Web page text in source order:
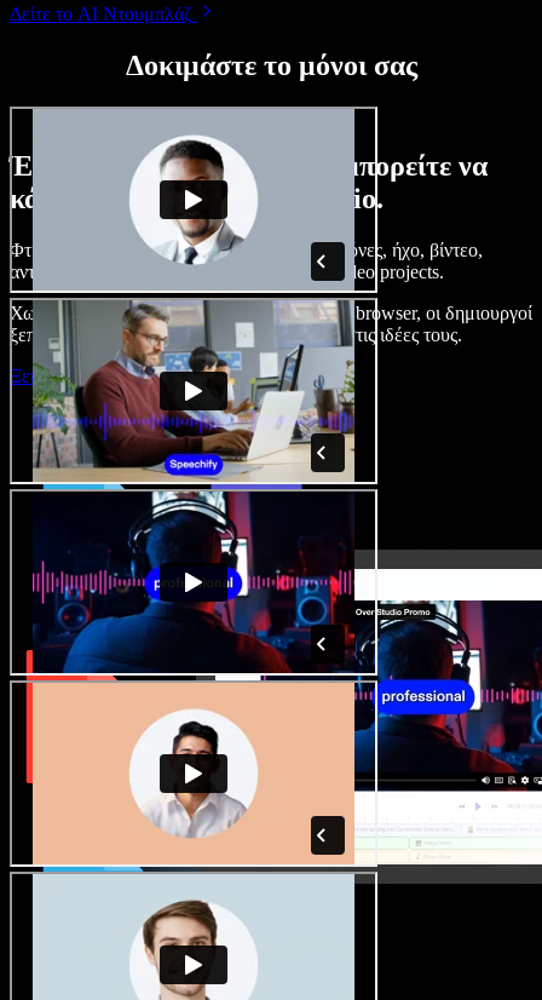
Δείτε το AI Ντουμπλάζ
Δοκιμάστε το μόνοι σας
Ένα μικρό δείγμα από όσα μπορείτε να
κάνετε με το Speechify Studio.
Φτιάξτε voice overs, προσθέστε δωρεάν εικόνες, ήχο, βίντεο,
αντιγραφή φωνής – ολοκληρωμένα audio/video projects.
Χωρίς καμπύλη εκμάθησης και με όλα στον browser, οι δημιουργοί
ξεπερνούν τα κλασικά όρια και δίνουν ζωή στις ιδέες τους.
Ξεκινήστε με το Studio